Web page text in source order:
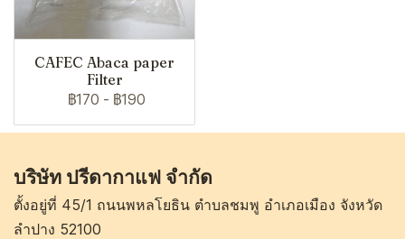
CAFEC Abaca paper
Filter
฿170 - ฿190
บริษัท ปรีดากาแฟ จำกัด
ตั้งอยู่ที่ 45/1 ถนนพหลโยธิน ตำบลชมพู อำเภอเมือง จังหวัด
ลำปาง 52100